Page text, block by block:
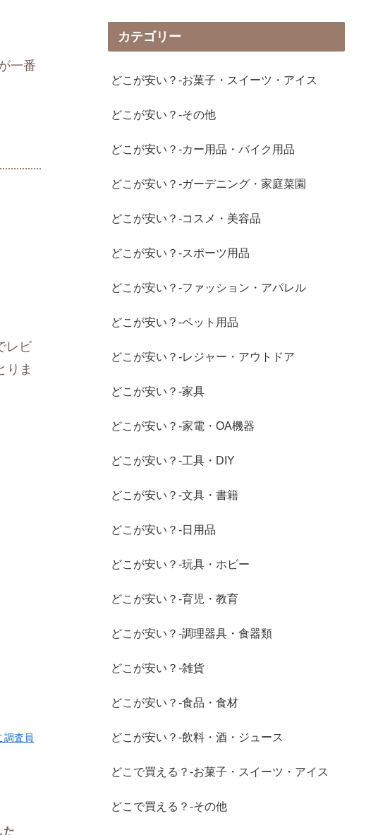
一番
レビ
りま
調査員
た
カテゴリー
どこが安い？-お菓子・スイーツ・アイス
どこが安い？-その他
どこが安い？-カー用品・バイク用品
どこが安い？-ガーデニング・家庭菜園
どこが安い？-コスメ・美容品
どこが安い？-スポーツ用品
どこが安い？-ファッション・アパレル
どこが安い？-ペット用品
どこが安い？-レジャー・アウトドア
どこが安い？-家具
どこが安い？-家電・OA機器
どこが安い？-工具・DIY
どこが安い？-文具・書籍
どこが安い？-日用品
どこが安い？-玩具・ホビー
どこが安い？-育児・教育
どこが安い？-調理器具・食器類
どこが安い？-雑貨
どこが安い？-食品・食材
どこが安い？-飲料・酒・ジュース
どこで買える？-お菓子・スイーツ・アイス
どこで買える？-その他